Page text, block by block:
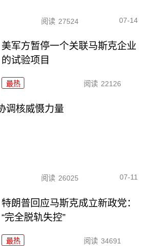
阅读 27524 07-14
美军方暂停一个关联马斯克企业
的试验项目
最热 阅读 22126
调核威慑力量
阅读 26025 07-11
特朗普回应马斯克成立新政党：
“完全脱轨失控”
最热 阅读 34691